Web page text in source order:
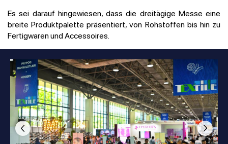
Es sei darauf hingewiesen, dass die dreitägige Messe eine
breite Produktpalette präsentiert, von Rohstoffen bis hin zu
Fertigwaren und Accessoires.